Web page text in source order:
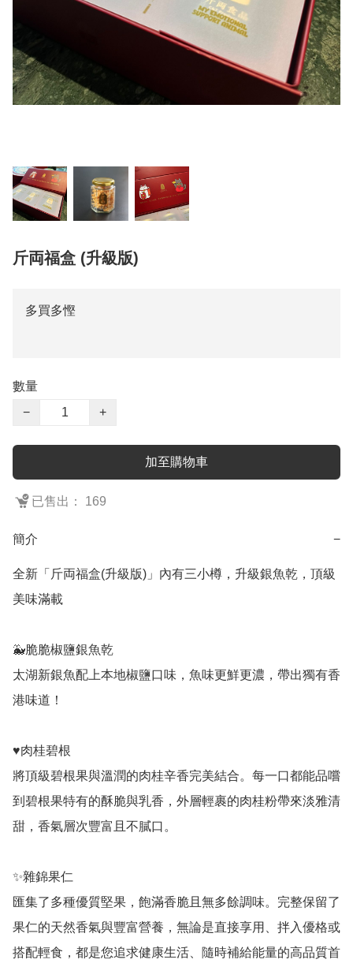
斤両福盒 (升級版)
多買多慳
數量
−
+
加至購物車
已售出： 169
簡介 −
全新「斤両福盒(升級版)」內有三小樽，升級銀魚乾，頂級
美味滿載
🐳脆脆椒鹽銀魚乾
太湖新銀魚配上本地椒鹽口味，魚味更鮮更濃，帶出獨有香
港味道！
♥️肉桂碧根
將頂級碧根果與溫潤的肉桂辛香完美結合。每一口都能品嚐
到碧根果特有的酥脆與乳香，外層輕裹的肉桂粉帶來淡雅清
甜，香氣層次豐富且不膩口。
✨雜錦果仁
匯集了多種優質堅果，飽滿香脆且無多餘調味。完整保留了
果仁的天然香氣與豐富營養，無論是直接享用、拌入優格或
搭配輕食，都是您追求健康生活、隨時補給能量的高品質首